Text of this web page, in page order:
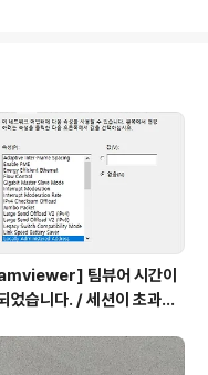
버전
데, 기
읽고
가 가
팀뷰어 시간이
었습니다. / 세션이 초과되